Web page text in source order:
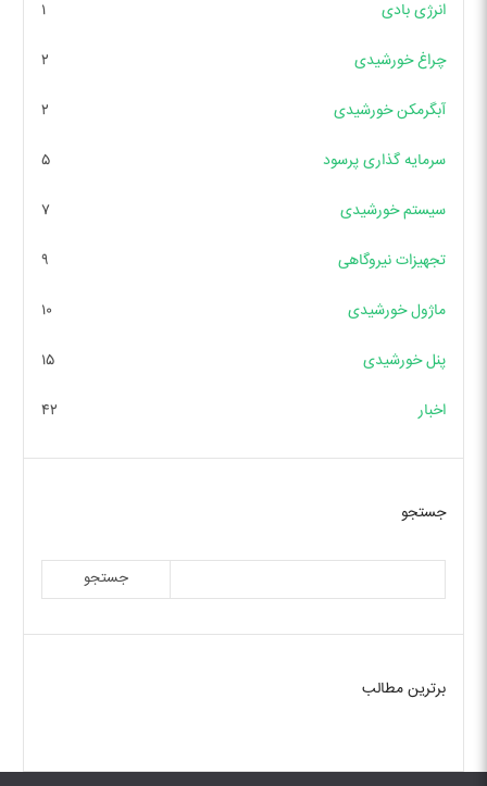
انرژی بادی ۱
چراغ خورشیدی ۲
آبگرمکن خورشیدی ۲
سرمایه گذاری پرسود ۵
سیستم خورشیدی ۷
تجهیزات نیروگاهی ۹
ماژول خورشیدی ۱۰
پنل خورشیدی ۱۵
اخبار ۴۲
جستجو
جستجو
برترین مطالب